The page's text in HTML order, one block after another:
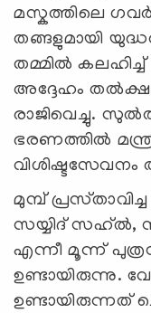
മസ്കത്തിലെ
തങ്ങളുമായി
തമ്മിൽ കലഹിച്ച്
അദ്ദേഹം
രാജിവെച്ചു.
ഭരണത്തിൽ
വിശിഷ്ടസേവനം
മുമ്പ്
സയ്യിദ് സഹ്ൽ,
എന്നീ മൂന്ന്
ഉണ്ടായിരുന്നു.
ഉണ്ടായിരുന്നത്